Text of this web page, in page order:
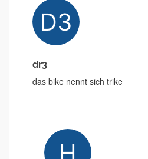
dr3
das bike nennt sich trike